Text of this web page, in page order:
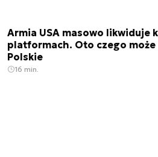
Armia USA masowo likwiduje
platformach. Oto czego może
Polskie
16 min.